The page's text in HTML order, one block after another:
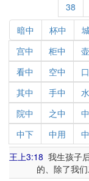
38
暗中 杯中
宫中
柜中
看中
空中
其中
手中
院中
之中
中下
中用
王上3:18 我生孩子
的、除了我